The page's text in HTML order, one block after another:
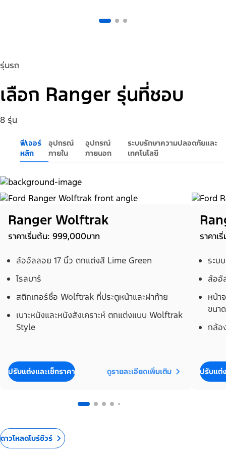
รุ่นรถ
เลือก Ranger รุ่นที่ชอบ
8 รุ่น
ฟีเจอร์
หลัก
อุปกรณ์
ภายใน
อุปกรณ์
ภายนอก
ระบบรักษาความปลอดภัยและ
เทคโนโลยี
Ranger Wolftrak
ราคาเริ่มต้น: 999,000บาท
ล้ออัลลอย 17 นิ้ว ตกแต่งสี Lime Green
โรลบาร์
สติกเกอร์ชื่อ Wolftrak ที่ประตูหน้าและฝาท้าย
เบาะหนังและหนังสังเคราะห์ ตกแต่งแบบ Wolftrak
Style
ปรับแต่งและเช็กราคา ดูรายละเอียดเพิ่มเติม
ราคาเ
ระบ
ล้ออั
หน้า
ขนา
กล้อ
ปรับแต่
ดาวโหลดโบร์ชัวร์